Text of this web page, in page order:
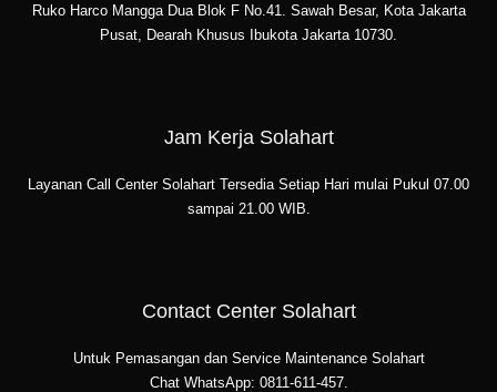
Ruko Harco Mangga Dua Blok F No.41. Sawah Besar, Kota Jakarta
Pusat, Dearah Khusus Ibukota Jakarta 10730.
Jam Kerja Solahart
Layanan Call Center Solahart Tersedia Setiap Hari mulai Pukul 07.00
sampai 21.00 WIB.
Contact Center Solahart
Untuk Pemasangan dan Service Maintenance Solahart
Chat WhatsApp: 0811-611-457.